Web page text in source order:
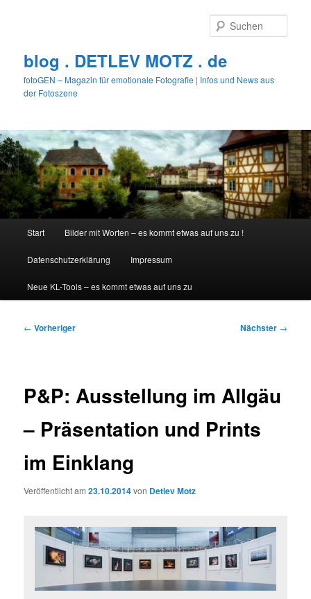
blog . DETLEV MOTZ . de
fotoGEN – Magazin für emotionale Fotografie | Infos und News aus
der Fotoszene
Start Bilder mit Worten – es kommt etwas auf uns zu !
Datenschutzerklärung Impressum
Neue KL-Tools – es kommt etwas auf uns zu
Beitragsnavigation
← Vorheriger Nächster →
P&P: Ausstellung im Allgäu
– Präsentation und Prints
im Einklang
Veröffentlicht am23.10.2014von Detlev Motz